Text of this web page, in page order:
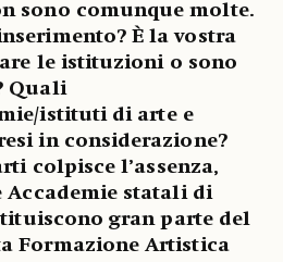
sono comunque molte.
È la vostra
le istituzioni o sono
Quali
istituti di arte e
in considerazione?
colpisce l’assenza,
Accademie statali di
gran parte del
Formazione Artistica